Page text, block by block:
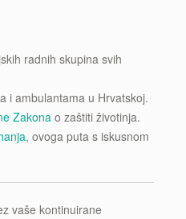
radnih skupina svih
i ambulantama u Hrvatskoj.
Zakona o zaštiti životinja.
, ovoga puta s iskusnom
vaše kontinuirane